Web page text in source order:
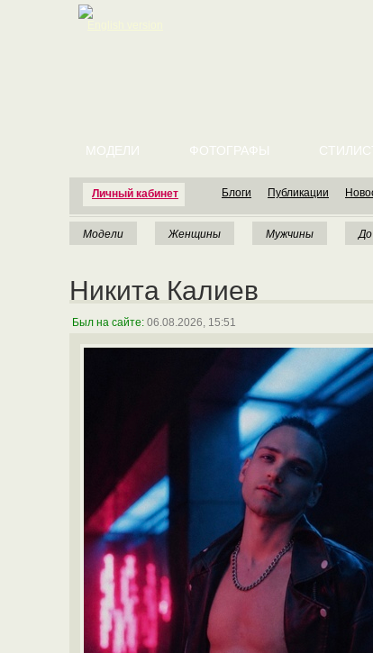
Личный кабинет
МОДЕЛИ ФОТОГРАФЫ
Блоги Публикации
Модели Женщины Мужчины
Никита Калиев
Был на сайте: 06.08.2026, 15:51